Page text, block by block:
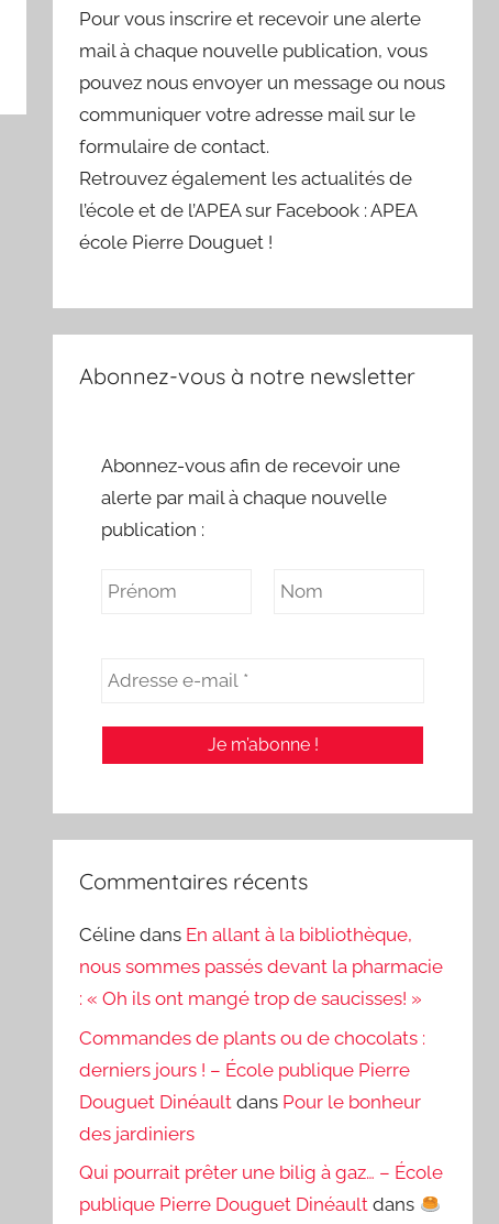
Pour vous inscrire et recevoir une alerte
mail à chaque nouvelle publication, vous
pouvez nous envoyer un message ou nous
communiquer votre adresse mail sur le
formulaire de contact.
Retrouvez également les actualités de
l’école et de l’APEA sur Facebook : APEA
école Pierre Douguet !
Abonnez-vous à notre newsletter
Abonnez-vous afin de recevoir une
alerte par mail à chaque nouvelle
publication :
Commentaires récents
Céline dans En allant à la bibliothèque,
nous sommes passés devant la pharmacie
: « Oh ils ont mangé trop de saucisses! »
Commandes de plants ou de chocolats :
derniers jours ! – École publique Pierre
Douguet Dinéault dans Pour le bonheur
des jardiniers
Qui pourrait prêter une bilig à gaz… – École
publique Pierre Douguet Dinéault dans